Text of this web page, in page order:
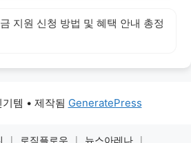
지원 신청 방법 및 혜택 안내 총정
템 • 제작됨 GeneratePress
| 로직플로우 | 뉴스아레나 |